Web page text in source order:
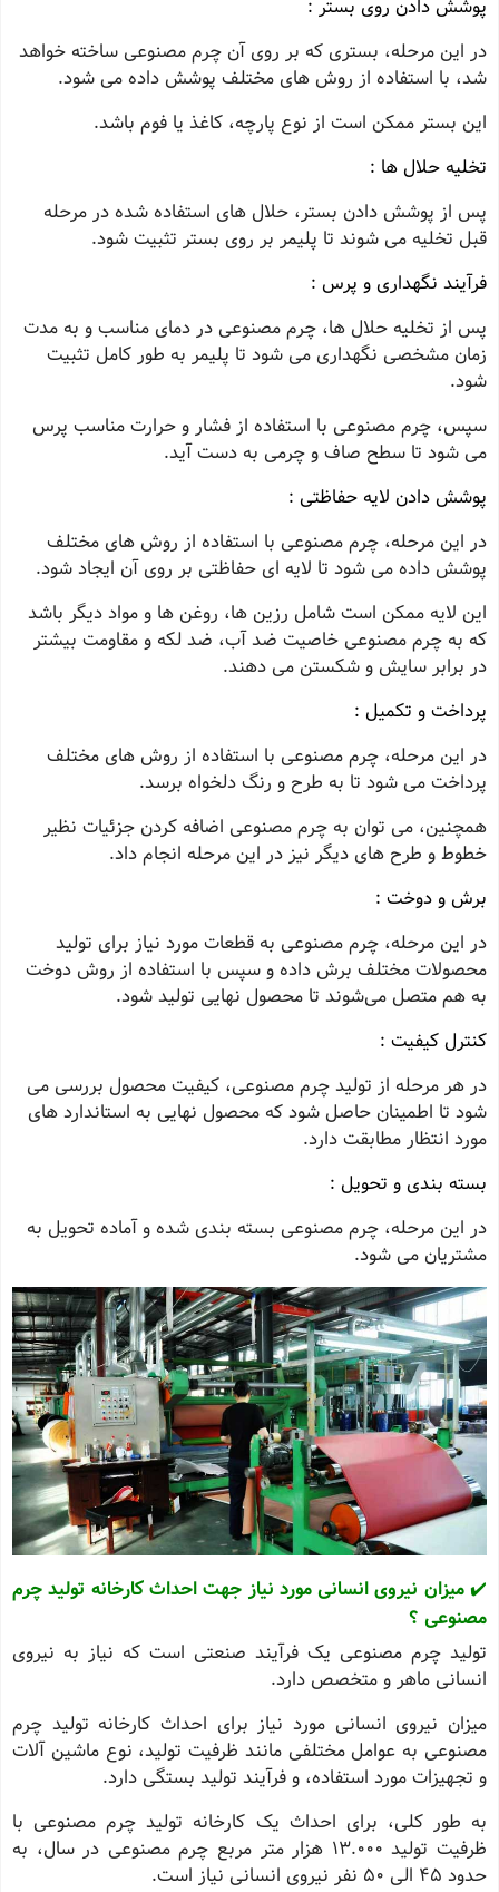
پوشش دادن روی بستر :
در این مرحله، بستری که بر روی آن چرم مصنوعی ساخته خواهد
شد، با استفاده از روش‌ های مختلف پوشش داده می‌ شود.
این بستر ممکن است از نوع پارچه، کاغذ یا فوم باشد.
تخلیه حلال‌ ها :
پس از پوشش دادن بستر، حلال‌ های استفاده شده در مرحله
قبل تخلیه می‌ شوند تا پلیمر بر روی بستر تثبیت شود.
فرآیند نگهداری و پرس :
پس از تخلیه حلال‌ ها، چرم مصنوعی در دمای مناسب و به مدت
زمان مشخصی نگهداری می‌ شود تا پلیمر به طور کامل تثبیت
شود.
سپس، چرم مصنوعی با استفاده از فشار و حرارت مناسب پرس
می‌ شود تا سطح صاف و چرمی به دست آید.
پوشش دادن لایه حفاظتی :
در این مرحله، چرم مصنوعی با استفاده از روش‌ های مختلف
پوشش داده می‌ شود تا لایه‌ ای حفاظتی بر روی آن ایجاد شود.
این لایه ممکن است شامل رزین‌ ها، روغن‌ ها و مواد دیگر باشد
که به چرم مصنوعی خاصیت ضد آب، ضد لکه و مقاومت بیشتر
در برابر سایش و شکستن می‌ دهند.
پرداخت و تکمیل :
در این مرحله، چرم مصنوعی با استفاده از روش‌ های مختلف
پرداخت می‌ شود تا به طرح و رنگ دلخواه برسد.
همچنین، می‌ توان به چرم مصنوعی اضافه‌ کردن جزئیات نظیر
خطوط و طرح‌ های دیگر نیز در این مرحله انجام داد.
برش و دوخت :
در این مرحله، چرم مصنوعی به قطعات مورد نیاز برای تولید
محصولات مختلف برش داده و سپس با استفاده از روش دوخت
به هم متصل می‌شوند تا محصول نهایی تولید شود.
کنترل کیفیت :
در هر مرحله از تولید چرم مصنوعی، کیفیت محصول بررسی می‌
شود تا اطمینان حاصل شود که محصول نهایی به استاندارد های
مورد انتظار مطابقت دارد.
بسته‌ بندی و تحویل :
در این مرحله، چرم مصنوعی بسته‌ بندی شده و آماده تحویل به
مشتریان می‌ شود.
✔️میزان نیروی انسانی مورد نیاز جهت احداث کارخانه تولید چرم
مصنوعی ؟
تولید چرم مصنوعی یک فرآیند صنعتی است که نیاز به نیروی
انسانی ماهر و متخصص دارد.
میزان نیروی انسانی مورد نیاز برای احداث کارخانه تولید چرم
مصنوعی به عوامل مختلفی مانند ظرفیت تولید، نوع ماشین ‌آلات
و تجهیزات مورد استفاده، و فرآیند تولید بستگی دارد.
به طور کلی، برای احداث یک کارخانه تولید چرم مصنوعی با
ظرفیت تولید 13.000 هزار متر مربع چرم مصنوعی در سال، به
حدود 45 الی 50 نفر نیروی انسانی نیاز است.